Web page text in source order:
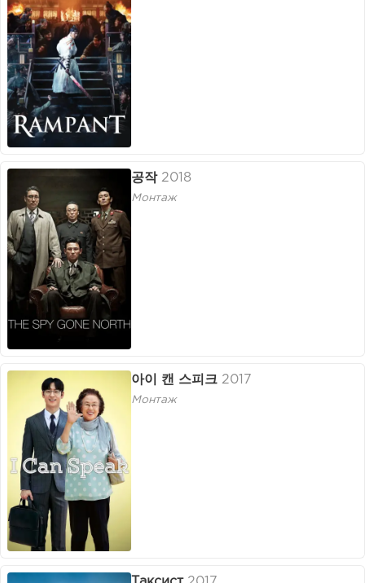
공작 2018
Монтаж
아이 캔 스피크 2017
Монтаж